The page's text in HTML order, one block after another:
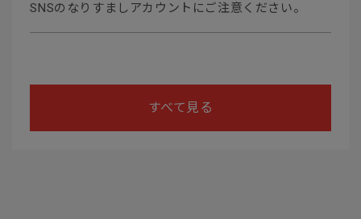
SNSのなりすましアカウントにご注意ください。
すべて見る